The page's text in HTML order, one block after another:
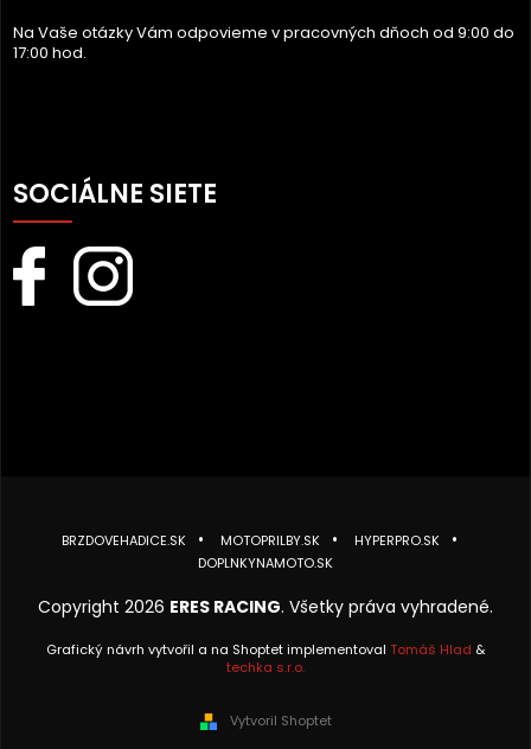
Na Vaše otázky Vám odpovieme v pracovných dňoch od 9:00 do
17:00 hod.
SOCIÁLNE SIETE
BRZDOVEHADICE.SK MOTOPRILBY.SK
HYPERPRO.SK
DOPLNKYNAMOTO.SK
Copyright 2026 ERES RACING. Všetky práva vyhradené.
Grafický návrh vytvořil a na Shoptet implementoval Tomáš Hlad &
techka s.r.o.
Vytvoril Shoptet